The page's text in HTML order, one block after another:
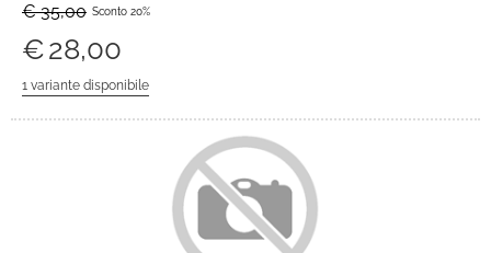
€ 35,00 Sconto 20%
€28,00